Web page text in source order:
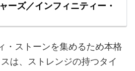
ーズ／インフィニティー・
・ストーンを集めるため本格
は、ストレンジの持つタイ